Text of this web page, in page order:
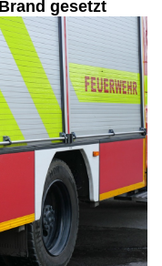
gesetzt